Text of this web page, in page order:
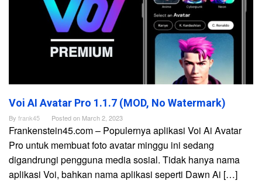
Voi AI Avatar Pro 1.1.7 (MOD, No Watermark)
By frank45 Posted on March 2, 2023
Frankenstein45.com – Populernya aplikasi Voi Ai Avatar
Pro untuk membuat foto avatar minggu ini sedang
digandrungi pengguna media sosial. Tidak hanya nama
aplikasi Voi, bahkan nama aplikasi seperti Dawn Ai […]